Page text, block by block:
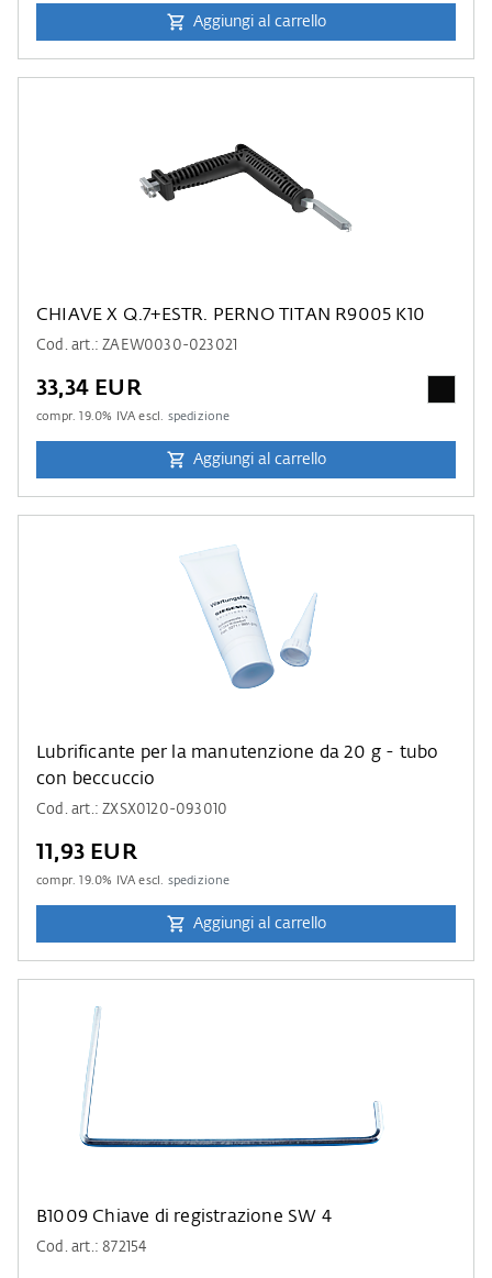
Aggiungi al carrello
CHIAVE X Q.7+ESTR. PERNO TITAN R9005 K10
Cod. art.: ZAEW0030-023021
33,34 EUR
compr.19.0% IVA escl. spedizione
Aggiungi al carrello
Lubrificante per la manutenzione da 20 g - tubo
con beccuccio
Cod. art.: ZXSX0120-093010
11,93 EUR
compr.19.0% IVA escl. spedizione
Aggiungi al carrello
B1009 Chiave di registrazione SW 4
Cod. art.: 872154